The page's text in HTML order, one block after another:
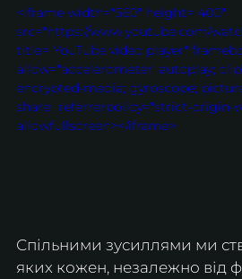
<iframe width="560" height="400"
src="https://www.youtube.com/
title="YouTube video player"
allow="accelerometer; autoplay;
encrypted-media; gyroscope;
share" referrerpolicy="strict-origin-
allowfullscreen></iframe>
Спільними зусиллями ми
яких кожен, незалежно від